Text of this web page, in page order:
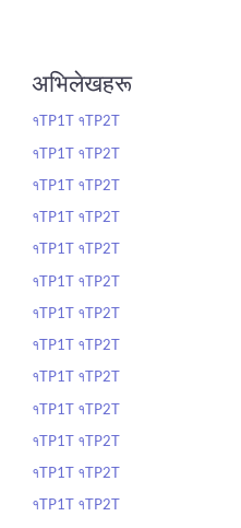
अभिलेखहरू
१TP1T १TP2T
१TP1T १TP2T
१TP1T १TP2T
१TP1T १TP2T
१TP1T १TP2T
१TP1T १TP2T
१TP1T १TP2T
१TP1T १TP2T
१TP1T १TP2T
१TP1T १TP2T
१TP1T १TP2T
१TP1T १TP2T
१TP1T १TP2T